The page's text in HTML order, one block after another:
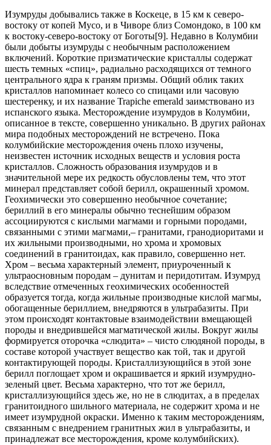
Изумруды добывались также в Коскеце, в 15 км к северо-
востоку от копей Мусо, и в Чиворе близ Сомондоко, в 100 км
к востоку-северо-востоку от Боготы[9]. Недавно в Колумбии
были добыты изумруды с необычным расположением
включений. Короткие призматические кристаллы содержат
шесть темных «спиц», радиально расходящихся от темного
центрального ядра к граням призмы. Общий облик таких
кристаллов напоминает колесо со спицами или часовую
шестеренку, и их название Trapiche emerald заимствовано из
испанского языка. Месторождение изумрудов в Колумбии,
описанное в тексте, совершенно уникально. В других районах
мира подобных месторождений не встречено. Пока
колумбийские месторождения очень плохо изучены,
неизвестен источник исходных веществ и условия роста
кристаллов. Сложность образования изумрудов и в
значительной мере их редкость обусловлены тем, что этот
минерал представляет собой берилл, окрашенный хромом.
Геохимически это совершенно необычное сочетание;
бериллий в его минералы обычно теснейшим образом
ассоциируются с кислыми магмами и горными породами,
связанными с этими магмами,– гранитами, гранодиоритами и
их жильными производными, но хрома и хромовых
соединений в гранитоидах, как правило, совершенно нет.
Хром – весьма характерный элемент, приуроченный к
ультраосновным породам – дунитам и перидотитам. Изумруд
вследствие отмеченных геохимических особенностей
образуется тогда, когда жильные производные кислой магмы,
обогащенные бериллием, внедряются в ультрабазиты. При
этом происходят контактовые взаимодействии вмещающей
породы и внедрившейся магматической жилы. Вокруг жилы
формируется оторочка «слюдита» – чисто слюдяной породы, в
составе которой участвует вещество как той, так и другой
контактирующей породы. Кристаллизующийся в этой зоне
берилл поглощает хром и окрашивается и яркий изумрудно-
зеленый цвет. Весьма характерно, что тот же берилл,
кристаллизующийся здесь же, но не в слюдитах, а в пределах
гранитоидного шильного материала, не содержит хрома и не
имеет изумрудной окраски. Именно к таким месторождениям,
связанным с внедрением гранитных жил в ультрабазиты, и
принадлежат все месторождения, кроме колумбийских).